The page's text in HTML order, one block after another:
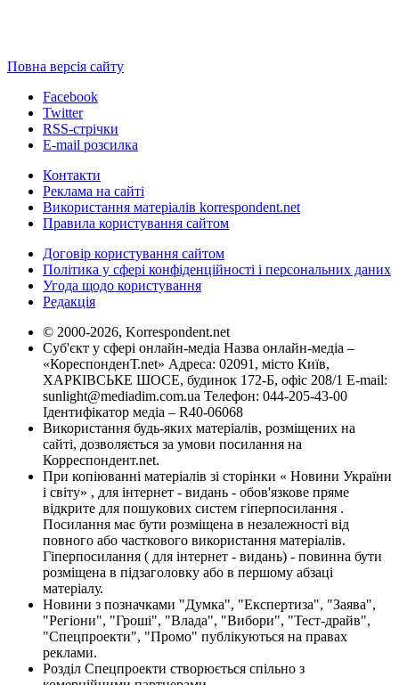
Повна версія сайту
Facebook
Twitter
RSS-стрічки
E-mail розсилка
Контакти
Реклама на сайті
Використання матеріалів korrespondent.net
Правила користування сайтом
Договір користування сайтом
Політика у сфері конфіденційності і персональних даних
Угода щодо користування
Редакція
© 2000-2026, Korrespondent.net
Суб'єкт у сфері онлайн-медіа Назва онлайн-медіа –
«КореспонденТ.net» Адреса: 02091, місто Київ,
ХАРКІВСЬКЕ ШОСЕ, будинок 172-Б, офіс 208/1 E-mail:
sunlight@mediadim.com.ua Телефон: 044-205-43-00
Ідентифікатор медіа – R40-06068
Використання будь-яких матеріалів, розміщених на
сайті, дозволяється за умови посилання на
Корреспондент.net.
При копіюванні матеріалів зі сторінки « Новини України
і світу» , для інтернет - видань - обов'язкове пряме
відкрите для пошукових систем гіперпосилання .
Посилання має бути розміщена в незалежності від
повного або часткового використання матеріалів.
Гіперпосилання ( для інтернет - видань) - повинна бути
розміщена в підзаголовку або в першому абзаці
матеріалу.
Новини з позначками "Думка", "Експертиза", "Заява",
"Регіони", "Гроші", "Влада", "Вибори", "Тест-драйв",
"Спецпроекти", "Промо" публікуються на правах
реклами.
Розділ Спецпроекти створюється спільно з